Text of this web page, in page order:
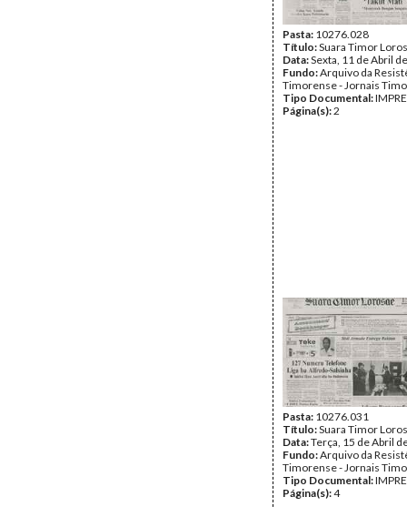
Pasta: 10276.028
Título:Suara Timor
Data:Sexta, 11 de Abril
Fundo:Arquivo da
Timorense - Jornais
Tipo Documental:
Página(s):2
Pasta: 10276.031
Título:Suara Timor
Data:Terça, 15 de Abril
Fundo:Arquivo da
Timorense - Jornais
Tipo Documental:
Página(s):4